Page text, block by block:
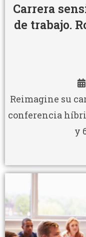
Carrera
de trabajo.
Reimagine su
conferencia
y